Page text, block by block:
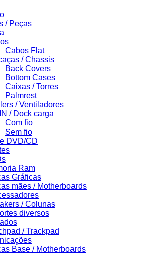
/ Peças
Cabos Flat
/ Chassis
Back Covers
Bottom Cases
Caixas / Torres
Palmrest
/ Ventiladores
/ Dock carga
Com fio
Sem fio
DVD/CD
Ram
Gráficas
mães / Motherboards
/ Colunas
diversos
/ Trackpad
Base / Motherboards